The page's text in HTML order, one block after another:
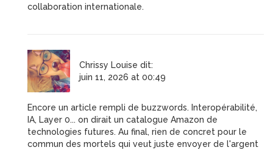
collaboration internationale.
Chrissy Louise dit:
juin 11, 2026 at 00:49
Encore un article rempli de buzzwords. Interopérabilité,
IA, Layer 0... on dirait un catalogue Amazon de
technologies futures. Au final, rien de concret pour le
commun des mortels qui veut juste envoyer de l'argent